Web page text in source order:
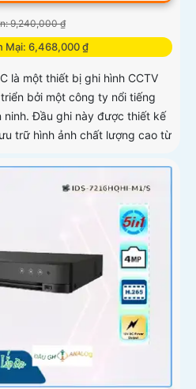
9,240,000 ₫
Mại: 6,468,000 ₫
là một thiết bị ghi hình CCTV
bởi một công ty nổi tiếng
ninh. Đầu ghi này được thiết kế
trữ hình ảnh chất lượng cao từ